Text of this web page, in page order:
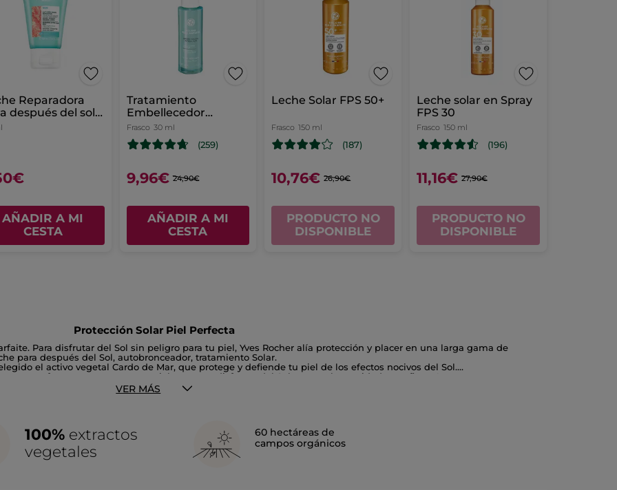
Reparadora
después del sol -
50ml
AÑADIR A MI
CESTA
Tratamiento
Embellecedor
Antiedad Aftersun
Frasco 30 ml
(259)
9,96€ 24,90€
AÑADIR A MI
CESTA
Leche Solar FPS 50+
Frasco 150 ml
(187)
10,76€ 26,90€
PRODUCTO NO
DISPONIBLE
Leche solar en Spray
FPS 30
Frasco 150 ml
(196)
11,16€ 27,90€
PRODUCTO NO
DISPONIBLE
Protección Solar Piel Perfecta
Para disfrutar del Sol sin peligro para tu piel, Yves Rocher alía protección y placer en una larga gama de
para después del Sol, autobronceador, tratamiento Solar.
el activo vegetal Cardo de Mar, que protege y defiende tu piel de los efectos nocivos del Sol.
y perfuman suavemente tu piel para que disfrutes del Sol con total serenidad y confianza!
VER MÁS
100% extractos
vegetales
60 hectáreas de
campos orgánicos